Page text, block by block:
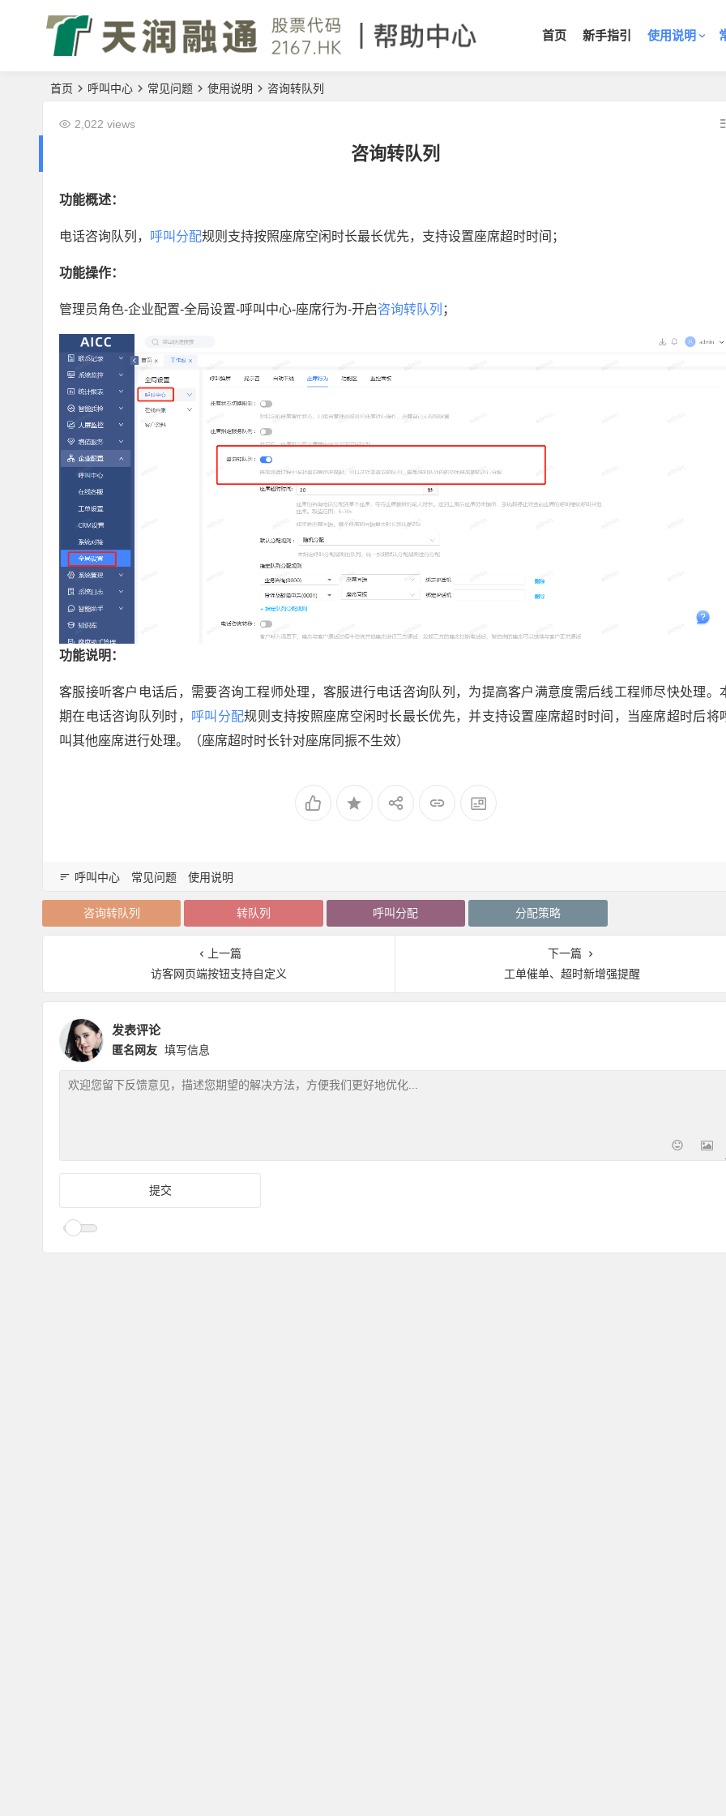
首页 新手指引 使用说明
首页 呼叫中心 常见问题 使用说明 咨询转队列
咨询转队列
2,022 views
功能概述：
电话咨询队列， 呼叫分配规则支持按照座席空闲时长最长优先，支持设置座席超时时间；
功能操作：
管理员角色-企业配置-全局设置-呼叫中心-座席行为-开启咨询转队列 ；
功能说明：
客服接听客户电话后，需要咨询工程师处理，客服进行电话咨询队列，为提高客户满意度需后线工程师尽快处理。
期在电话咨询队列时，
呼叫分配规则支持按照座席空闲时长最长优先，并支持设置座席超时时间，当座席超时后将
叫其他座席进行处理。（座席超时时长针对座席同振不生效）
呼叫中心 常见问题 使用说明
咨询转队列 转队列 呼叫分配 分配策略
上一篇
访客网页端按钮支持自定义
下一篇
工单催单、超时新增强提醒
发表评论
匿名网友 填写信息